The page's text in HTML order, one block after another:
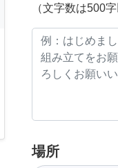
（文字数は500字
場所